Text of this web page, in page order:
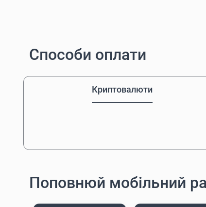
Способи оплати
Криптовалюти
Поповнюй мобільний